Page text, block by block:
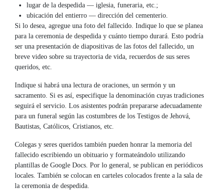
lugar de la despedida — iglesia, funeraria, etc.;
ubicación del entierro — dirección del cementerio.
Si lo desea, agregue una foto del fallecido. Indique lo que se planea
para la ceremonia de despedida y cuánto tiempo durará. Esto podría
ser una presentación de diapositivas de las fotos del fallecido, un
breve video sobre su trayectoria de vida, recuerdos de sus seres
queridos, etc.
Indique si habrá una lectura de oraciones, un sermón y un
sacramento. Si es así, especifique la denominación cuyas tradiciones
seguirá el servicio. Los asistentes podrán prepararse adecuadamente
para un funeral según las costumbres de los Testigos de Jehová,
Bautistas, Católicos, Cristianos, etc.
Colegas y seres queridos también pueden honrar la memoria del
fallecido escribiendo un obituario y formateándolo utilizando
plantillas de Google Docs. Por lo general, se publican en periódicos
locales. También se colocan en carteles colocados frente a la sala de
la ceremonia de despedida.